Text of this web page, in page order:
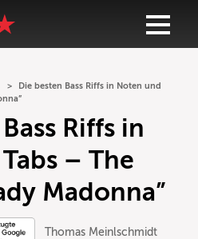
Die besten Bass Riffs in Noten und
Riffs in
– The
Madonna”
Thomas Meinlschmidt